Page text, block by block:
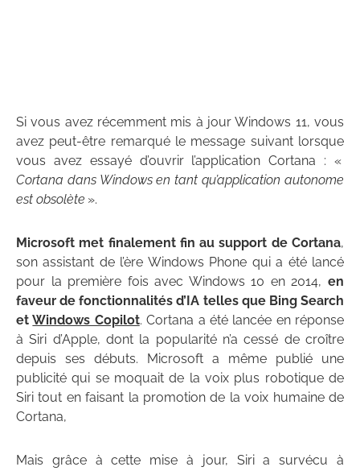
Si vous avez récemment mis à jour Windows 11, vous
avez peut-être remarqué le message suivant lorsque
vous avez essayé d’ouvrir l’application Cortana : «
Cortana dans Windows en tant qu’application autonome
est obsolète ».
Microsoft met finalement fin au support de Cortana,
son assistant de l’ère Windows Phone qui a été lancé
pour la première fois avec Windows 10 en 2014, en
faveur de fonctionnalités d’IA telles que Bing Search
etWindows Copilot. Cortana a été lancée en réponse
à Siri d’Apple, dont la popularité n’a cessé de croître
depuis ses débuts. Microsoft a même publié une
publicité qui se moquait de la voix plus robotique de
Siri tout en faisant la promotion de la voix humaine de
Cortana,
Mais grâce à cette mise à jour, Siri a survécu à